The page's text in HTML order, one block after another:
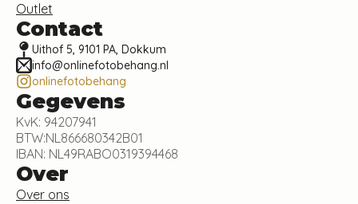
Outlet
Contact
Uithof 5, 9101 PA, Dokkum
info@onlinefotobehang.nl
onlinefotobehang
Gegevens
KvK: 94207941
BTW:NL866680342B01
IBAN: NL49RABO0319394468
Over
Over ons